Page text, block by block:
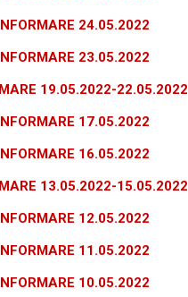
24.05.2022
23.05.2022
19.05.2022-22.05.2022
17.05.2022
16.05.2022
13.05.2022-15.05.2022
12.05.2022
11.05.2022
10.05.2022